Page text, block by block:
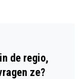
NAAR
de regio,
ze?